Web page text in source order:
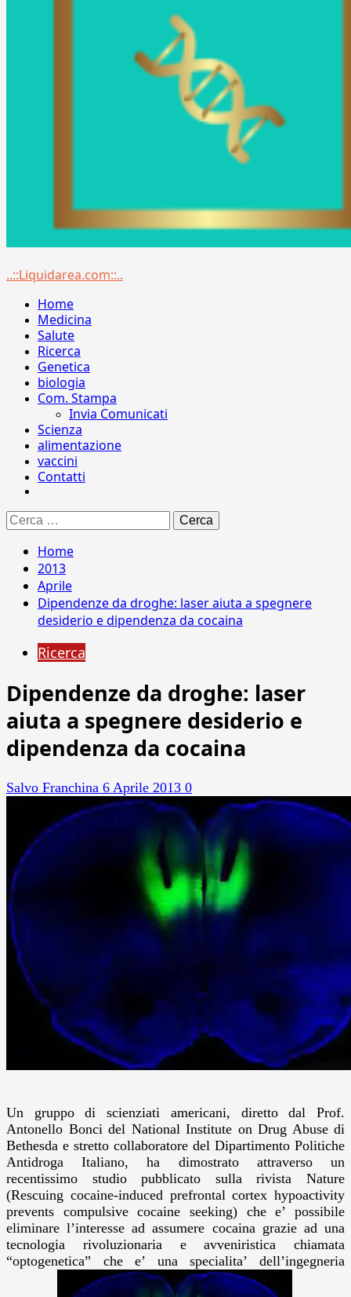
Menu
..::Liquidarea.com::..
Home
Medicina
Salute
Ricerca
Genetica
biologia
Com. Stampa
Invia Comunicati
Scienza
alimentazione
vaccini
Contatti
Ricerca
per:
Home
2013
Aprile
Dipendenze da droghe: laser aiuta a spegnere
desiderio e dipendenza da cocaina
Ricerca
Dipendenze da droghe: laser
aiuta a spegnere desiderio e
dipendenza da cocaina
Salvo Franchina 6 Aprile 2013 0
Un gruppo di scienziati americani, diretto dal Prof.
Antonello Bonci del National Institute on Drug Abuse di
Bethesda e stretto collaboratore del Dipartimento Politiche
Antidroga Italiano, ha dimostrato attraverso un
recentissimo studio pubblicato sulla rivista Nature
(Rescuing cocaine-induced prefrontal cortex hypoactivity
prevents compulsive cocaine seeking) che e’ possibile
eliminare l’interesse ad assumere cocaina grazie ad una
tecnologia rivoluzionaria e avveniristica chiamata
“optogenetica” che e’ una specialita’ dell’ingegneria